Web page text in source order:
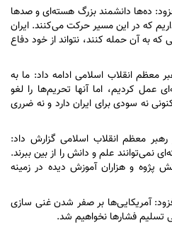
ده‌ها دانشمند بزرگ هسته‌ای و صد‌ها
که در این مسیر حرکت می‌کنند. ایران
به آن حمله کنند، نتواند از خود دفاع
معظم انقلاب اسلامی ادامه داد: ما به
عمل کردیم، اما آنها تحریم‌ها را لغو
نه سودی برای ایران دارد و نه ضرری
معظم انقلاب اسلامی گزارش داد:
نمی‌توانند علم و دانش را از بین ببرند.
پژوه و هزاران آموزش دیده در زمینه
آمریکایی‌ها بر صفر شدن غنی سازی
تسلیم فشار‌ها نخواهیم شد.